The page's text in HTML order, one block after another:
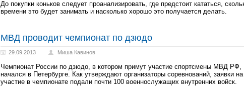
До покупки коньков следует проанализировать, где предстоит кататься,
времени это будет занимать и насколько хорошо это получается делать.
МВД проводит чемпионат по дзюдо
29.09.2013 Миша Кавинов
Чемпионат России по дзюдо, в котором примут участие спортсмены МВД РФ,
начался в Петербурге. Как утверждают организаторы соревнований, заявки на
участие в чемпионате подали почти 100 военнослужащих внутренних войск.